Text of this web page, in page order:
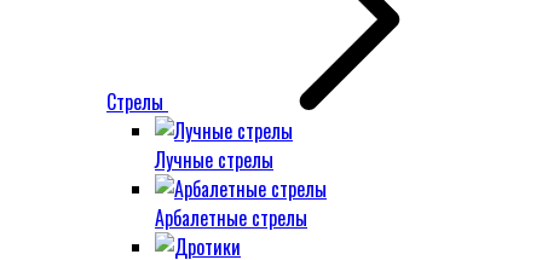
Стрелы
Лучные стрелы
Арбалетные стрелы